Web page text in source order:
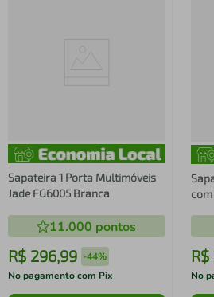
Sapateira 1 Porta Multimóveis
Jade FG6005 Branca
11.000 pontos
R$ 296,99 -44%
No pagamento com Pix
R$
No